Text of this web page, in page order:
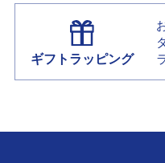
ギフトラッピング